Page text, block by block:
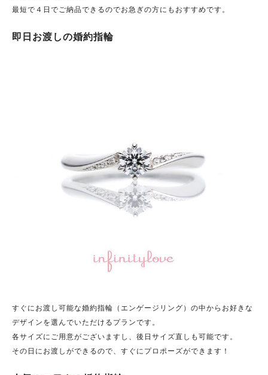
最短で４日でご納品できるのでお急ぎの方にもおすすめです。
即日お渡しの婚約指輪
すぐにお渡し可能な婚約指輪（エンゲージリング）の中からお好きな
デザインを選んでいただけるプランです。
各サイズにご用意がございますし、後日サイズ直しも可能です。
その日にお渡しができるので、すぐにプロポーズができます！